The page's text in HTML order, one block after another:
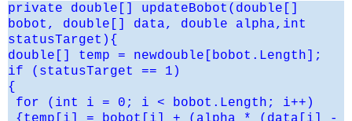
private double[] updateBobot(double[]
bobot, double[] data, double alpha,int
statusTarget){
double[] temp = newdouble[bobot.Length];
if (statusTarget == 1)
{
for (int i = 0; i < bobot.Length; i++)